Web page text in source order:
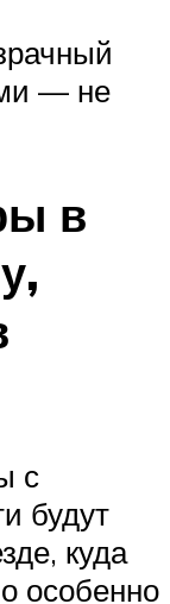
— не
в
с
будут
куда
особенно